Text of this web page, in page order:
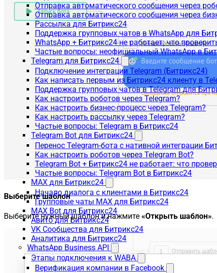
Отправка автоматического сообщения через
Отправка автоматического сообщения через
Рассылка для Битрикс24
Поддержка групповых чатов в WhatsApp для
WhatsApp + Битрикс24 не работает: что
Частые вопросы: неофициальный WhatsApp в
Telegram для Битрикс24
Подключение интеграции Telegram (Битрикс24)
Как написать первым из Битрикс24 клиенту в
Поддержка групповых чатов в Telegram для
Как настроить роботов через Telegram?
Как настроить бизнес-процесс через Telegram?
Как настроить рассылку через Telegram?
Частые вопросы: Telegram в Битрикс24
Telegram Bot для Битрикс24
Перенос Telegram-бота с нативной интеграции
Как настроить роботов через Telegram Bot?
Telegram Bot + Битрикс24 не работает: что
Частые вопросы: Telegram Bot в Битрикс24
MAX для Битрикс24
Начало диалога с клиентами в Битрикс24
Групповые чаты MAX для Битрикс24
MAX Bot для Битрикс24
Авито для Битрикс24
VK Сообщества для Битрикс24
Аналитика для Битрикс24
WhatsApp Business API
Этапы подключения к WABA
Верификация компании в Facebook
Выберите шаблон
Выберите нужный шаблон и нажмите «Открыть шаблон».